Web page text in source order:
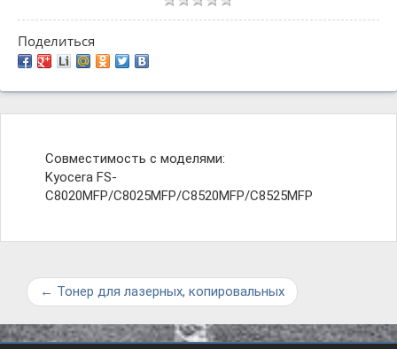
Поделиться
Совместимость с моделями:
Kyocera FS-
C8020MFP/C8025MFP/C8520MFP/C8525MFP
← Тонер для лазерных, копировальных